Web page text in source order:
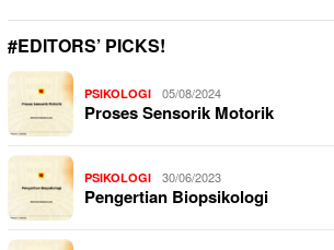
#EDITORS’ PICKS!
PSIKOLOGI 05/08/2024
Proses Sensorik Motorik
PSIKOLOGI 30/06/2023
Pengertian Biopsikologi